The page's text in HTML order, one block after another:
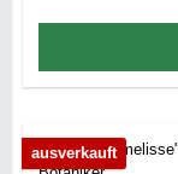
ausverkauft